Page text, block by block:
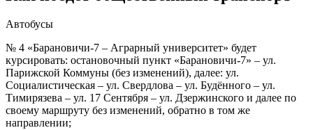
Автобусы
№ 4 «Барановичи-7 – Аграрный университет» будет
курсировать: остановочный пункт «Барановичи-7» – ул.
Парижской Коммуны (без изменений), далее: ул.
Социалистическая – ул. Свердлова – ул. Будённого – ул.
Тимирязева – ул. 17 Сентября – ул. Дзержинского и далее по
своему маршруту без изменений, обратно в том же
направлении;